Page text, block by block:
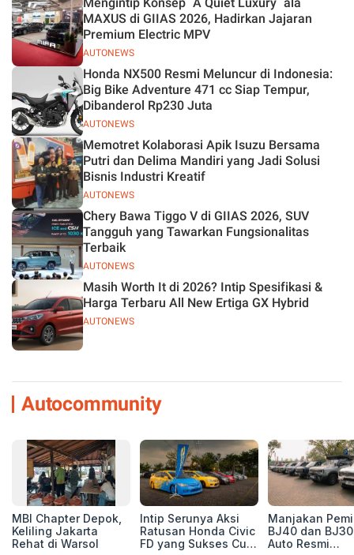
AUTONEWS
MAXUS di GIIAS 2026, Hadirkan Jajaran
Premium Electric MPV
AUTONEWS
Honda NX500 Resmi Meluncur di Indonesia:
Big Bike Adventure 471 cc Siap Tempur,
Dibanderol Rp230 Juta
AUTONEWS
Memotret Kolaborasi Apik Isuzu Bersama
Putri dan Delima Mandiri yang Jadi Solusi
Bisnis Industri Kreatif
AUTONEWS
Chery Bawa Tiggo V di GIIAS 2026, SUV
Tangguh yang Tawarkan Fungsionalitas
Terbaik
AUTONEWS
Masih Worth It di 2026? Intip Spesifikasi &
Harga Terbaru All New Ertiga GX Hybrid
Autocommunity
MBI Chapter Depok,
Keliling Jakarta
Rehat di Warsol
Intip Serunya Aksi
Ratusan Honda Civic
FD yang Sukses Curi
Manjakan
BJ40 dan
Auto Resmi